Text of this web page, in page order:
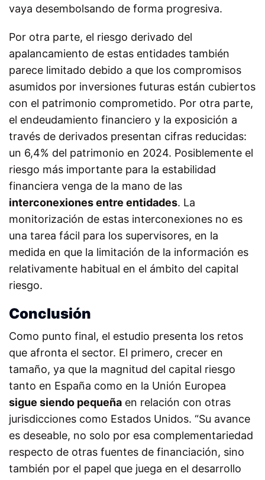
vaya desembolsando de forma progresiva.
Por otra parte, el riesgo derivado del
apalancamiento de estas entidades también
parece limitado debido a que los compromisos
asumidos por inversiones futuras están cubiertos
con el patrimonio comprometido. Por otra parte,
el endeudamiento financiero y la exposición a
través de derivados presentan cifras reducidas:
un 6,4% del patrimonio en 2024. Posiblemente el
riesgo más importante para la estabilidad
financiera venga de la mano de las
interconexiones entre entidades. La
monitorización de estas interconexiones no es
una tarea fácil para los supervisores, en la
medida en que la limitación de la información es
relativamente habitual en el ámbito del capital
riesgo.
Conclusión
Como punto final, el estudio presenta los retos
que afronta el sector. El primero, crecer en
tamaño, ya que la magnitud del capital riesgo
tanto en España como en la Unión Europea
sigue siendo pequeña en relación con otras
jurisdicciones como Estados Unidos. “Su avance
es deseable, no solo por esa complementariedad
respecto de otras fuentes de financiación, sino
también por el papel que juega en el desarrollo